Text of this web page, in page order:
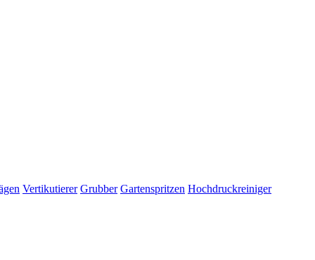
Vertikutierer Grubber Gartenspritzen Hochdruckreiniger